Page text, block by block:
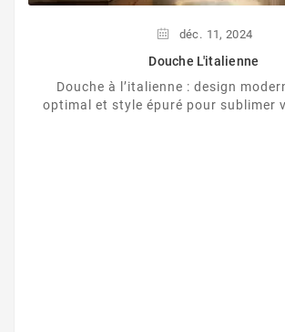
déc. 11, 2024
Douche L'italienne
Douche à l’italienne : design
optimal et style épuré pour sublimer